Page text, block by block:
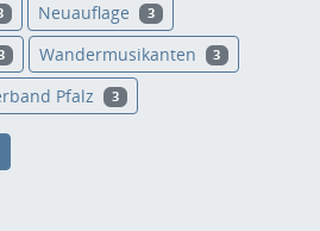
Neuauflage 3
Wandermusikanten 3
Pfalz 3